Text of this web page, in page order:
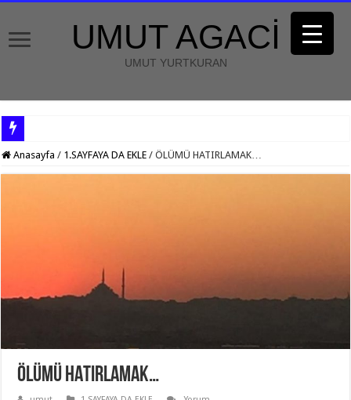
UMUT AGACİ
UMUT YURTKURAN
Anasayfa / 1.SAYFAYA DA EKLE / ÖLÜMÜ HATIRLAMAK…
ÖLÜMÜ HATIRLAMAK…